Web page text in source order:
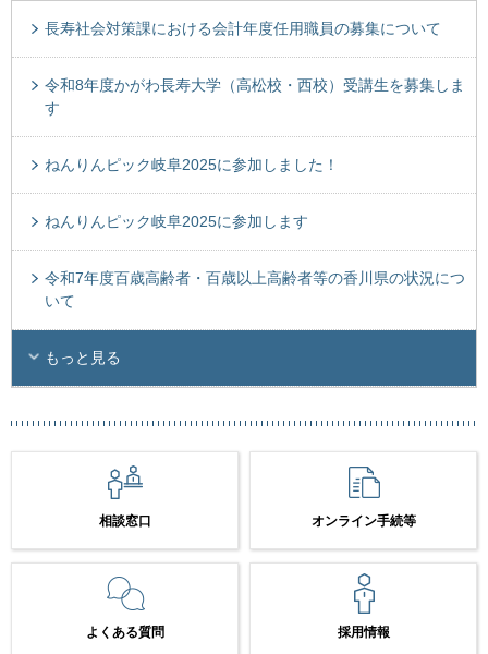
長寿社会対策課における会計年度任用職員の募集について
令和8年度かがわ長寿大学（高松校・西校）受講生を募集しま
す
ねんりんピック岐阜2025に参加しました！
ねんりんピック岐阜2025に参加します
令和7年度百歳高齢者・百歳以上高齢者等の香川県の状況につ
いて
もっと見る
相談窓口 オンライン手続等
よくある質問 採用情報